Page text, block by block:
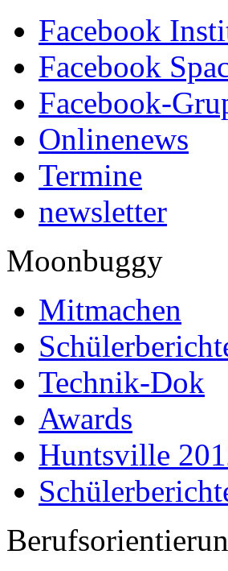
Facebook
Facebook
Facebook-
Onlinenews
Termine
newsletter
Moonbuggy
Mitmachen
Technik-Dok
Awards
Huntsville